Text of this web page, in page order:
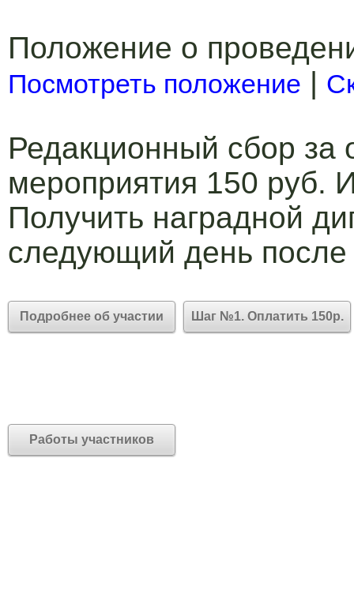
Положение о
Посмотреть положение |
Редакционный сбор за
мероприятия 150 руб.
Получить наградной
следующий день
Подробнее об участии Шаг №1. Оплатить 150р.
Работы участников